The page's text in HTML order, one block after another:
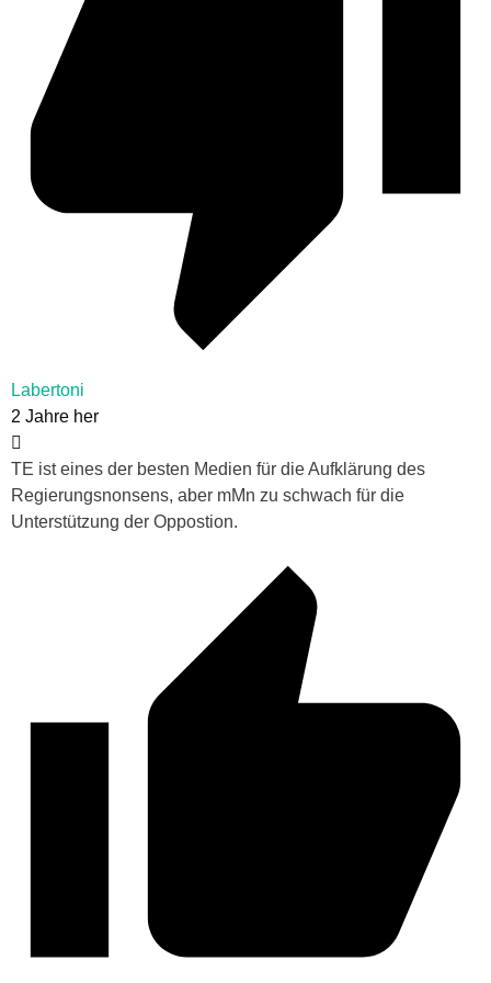
Labertoni
2 Jahre her
TE ist eines der besten Medien für die Aufklärung des
Regierungsnonsens, aber mMn zu schwach für die
Unterstützung der Oppostion.